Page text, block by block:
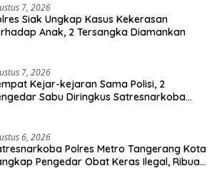
7, 2026
Siak Ungkap Kasus Kekerasan
Anak, 2 Tersangka Diamankan
7, 2026
Kejar-kejaran Sama Polisi, 2
Sabu Diringkus Satresnarkoba
6, 2026
Polres Metro Tangerang Kota
Pengedar Obat Keras Ilegal, Ribuan